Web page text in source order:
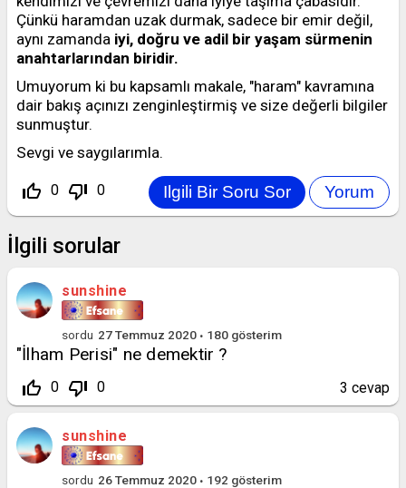
Çünkü haramdan uzak durmak, sadece bir emir değil,
aynı zamanda iyi, doğru ve adil bir yaşam sürmenin
anahtarlarından biridir.
Umuyorum ki bu kapsamlı makale, "haram" kavramına
dair bakış açınızı zenginleştirmiş ve size değerli bilgiler
sunmuştur.
Sevgi ve saygılarımla.
thumb_up_off_alt 0 thumb_down_off_alt 0
İlgili sorular
sunshine
sordu 27 Temmuz 2020 180 gösterim
"İlham Perisi" ne demektir ?
thumb_up_off_alt 0 thumb_down_off_alt 0 3 cevap
sunshine
sordu 26 Temmuz 2020 192 gösterim